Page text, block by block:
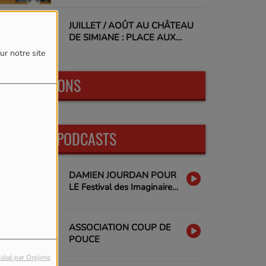
notre site
par Orejime
JUILLET / AOÛT AU CHÂTEAU
DE SIMIANE : PLACE AUX
ÉMISSIONS
DERNIERS PODCASTS
DAMIEN JOURDAN POUR
LE Festival des Imaginaires
ASSOCIATION COUP DE
POUCE